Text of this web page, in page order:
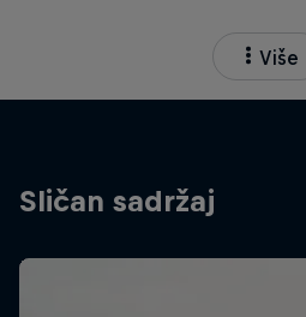
Više
Sličan sadržaj